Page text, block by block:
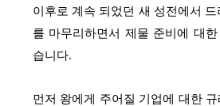
이후로 계속 되었던 새 성전에서 드
를 마무리하면서 제물 준비에 대
습니다.
먼저 왕에게 주어질 기업에 대한